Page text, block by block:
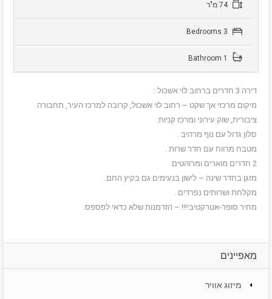
74 מ"ר
דירה 3 חדרים ברחוב לוי אשכול :
מיקום מרכזי אך שקט – רחוב לוי אשכול, קרובה למרכז העיר, תחבורה
ציבורית, שוק עירוני ומרכז קניות.
סלון גדול עם נוף מרהיב .
מטבח מרווח עם חדר שרות .
2 חדרים מוארים ומרוהטים.
מזגן בחדר שינה – לישון בנעימים גם בקיץ החם.
מקלחת ושרותים נפרדים .
מחיר סופר-אטרקטיבי!!! – הזדמנות שלא כדאי לפספס.
מאפיינים
מיזוג אוויר